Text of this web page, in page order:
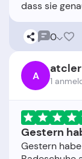
0
A atcler
1
Gestern
Gestern